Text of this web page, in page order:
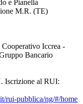
e Pianella
M.R. (TE)
Iccrea -
Bancario
Iscrizione al RUI:
rui-pubblica/ng/#/home